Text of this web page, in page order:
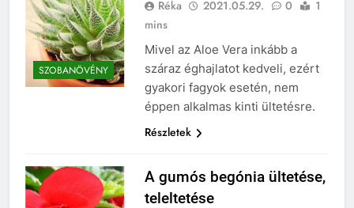
SZOBANÖVÉNY
Réka 2021.05.29. 0
1
mins
Mivel az Aloe Vera inkább a
száraz éghajlatot kedveli, ezért
gyakori fagyok esetén, nem
éppen alkalmas kinti ültetésre.
Részletek
A gumós begónia ültetése,
teleltetése